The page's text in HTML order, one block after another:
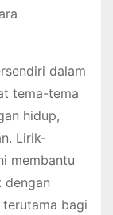
dalam
tema-tema
hidup,
Lirik-
membantu
dengan
bagi